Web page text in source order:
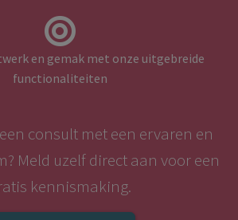
en gemak met onze uitgebreide
functionaliteiten
consult met een ervaren en
Meld uzelf direct aan voor een
kennismaking.